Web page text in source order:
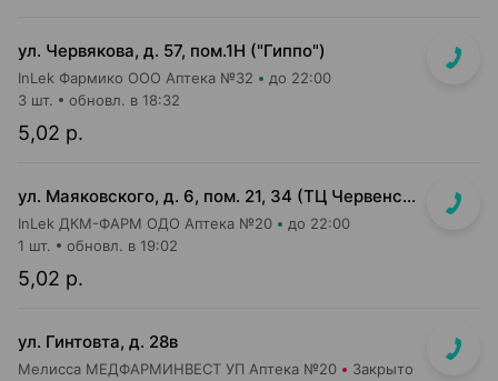
ул. Червякова, д. 57, пом.1Н ("Гиппо")
InLek Фармико ООО Аптека №32 до 22:00
5,02 р.
3 шт. обновл. в 18:32
ул. Маяковского, д. 6, пом. 21, 34 (ТЦ Червенский, 1 этаж)
InLek ДКМ-ФАРМ ОДО Аптека №20 до 22:00
5,02 р.
1 шт. обновл. в 19:02
ул. Гинтовта, д. 28в
Мелисса МЕДФАРМИНВЕСТ УП Аптека №20 Закрыто